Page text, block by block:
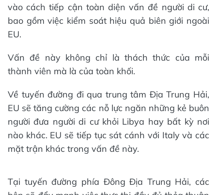
vào cách tiếp cận toàn diện vấn đề người di cư,
bao gồm việc kiểm soát hiệu quả biên giới ngoài
EU.
Vấn đề này không chỉ là thách thức của mỗi
thành viên mà là của toàn khối.
Về tuyến đường đi qua trung tâm Địa Trung Hải,
EU sẽ tăng cường các nỗ lực ngăn những kẻ buôn
người đưa người di cư khỏi Libya hay bất kỳ nơi
nào khác. EU sẽ tiếp tục sát cánh với Italy và các
mặt trận khác trong vấn đề này.
Tại tuyến đường phía Đông Địa Trung Hải, các